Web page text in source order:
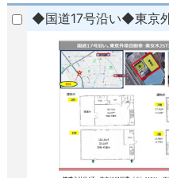
◆国道17号沿い◆東京